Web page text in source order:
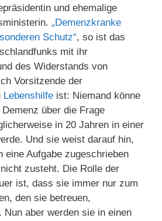
und ehemalige
„Demenzkranke
Schutz“, so ist das
mit ihr
des Widerstands von
Vorsitzende der
Lebenshilfe ist: Niemand könne
über die Frage
in 20 Jahren in einer
Und sie weist darauf hin,
eine Aufgabe zugeschrieben
zusteht. Die Rolle der
ist, dass sie immer nur zum
den sie betreuen,
Nun aber werden sie in einen